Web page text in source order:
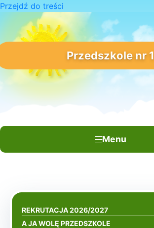
Przejdź do treści
Przedszkole nr 1
Menu
REKRUTACJA 2026/2027
A JA WOLĘ PRZEDSZKOLE